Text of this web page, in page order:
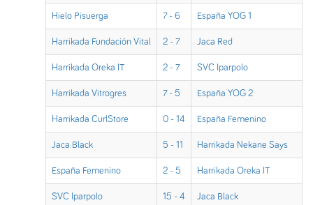
Hielo Pisuerga 7 - 6 España YOG 1
Harrikada Fundación Vital 2 - 7 Jaca Red
Harrikada Oreka IT 2 - 7 SVC Iparpolo
Harrikada Vitrogres 7 - 5 España YOG 2
Harrikada CurlStore 0 - 14 España Femenino
Jaca Black 5 - 11 Harrikada Nekane Says
España Femenino 2 - 5 Harrikada Oreka IT
SVC Iparpolo 15 - 4 Jaca Black